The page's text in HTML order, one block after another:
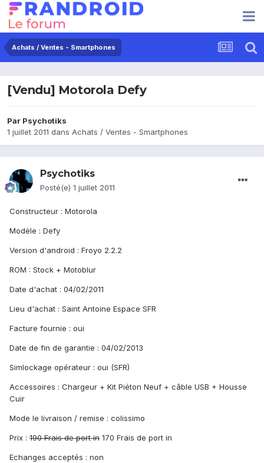
Achats / Ventes - Smartphones
[Vendu] Motorola Defy
Par Psychotiks
1 juillet 2011 dans Achats / Ventes - Smartphones
Psychotiks
Posté(e) 1 juillet 2011
Constructeur : Motorola
Modèle : Defy
Version d'android : Froyo 2.2.2
ROM : Stock + Motoblur
Date d'achat : 04/02/2011
Lieu d'achat : Saint Antoine Espace SFR
Facture fournie : oui
Date de fin de garantie : 04/02/2013
Simlockage opérateur : oui (SFR)
Accessoires : Chargeur + Kit Piéton Neuf + câble USB + Housse
Cuir
Mode le livraison / remise : colissimo
Prix : 190 Frais de port in 170 Frais de port in
Echanges acceptés : non